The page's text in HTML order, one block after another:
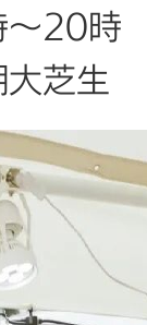
～20時
芝生